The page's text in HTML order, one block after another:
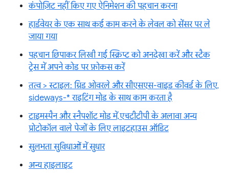
कंपोज़िट नहीं किए गए ऐनिमेशन की पहचान करना
हार्डवेयर के एक साथ कई काम करने के लेवल को सेंसर पर ले
जाया गया
पहचान छिपाकर लिखी गई स्क्रिप्ट को अनदेखा करें और स्टैक
ट्रेस में अपने कोड पर फ़ोकस करें
तत्व > स्टाइल: ग्रिड ओवरले और सीएसएस-वाइड कीवर्ड के लिए,
sideways-* राइटिंग मोड के साथ काम करता है
टाइमस्पैन और स्नैपशॉट मोड में, एचटीटीपी के अलावा अन्य
प्रोटोकॉल वाले पेजों के लिए लाइटहाउस ऑडिट
सुलभता सुविधाओं में सुधार
अन्य हाइलाइट